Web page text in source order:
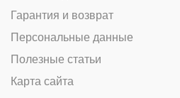
Гарантия и возврат
Персональные данные
Полезные статьи
Карта сайта